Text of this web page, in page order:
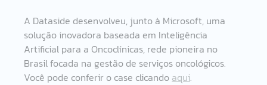
A Dataside desenvolveu, junto à Microsoft, uma
solução inovadora baseada em Inteligência
Artificial para a Oncoclínicas, rede pioneira no
Brasil focada na gestão de serviços oncológicos.
Você pode conferir o case clicando aqui.